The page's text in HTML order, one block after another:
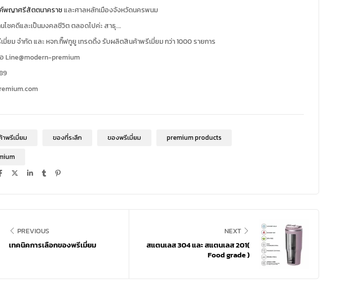
พญาศรีสัตตนาคราชและศาลหลักเมืองจังหวัดนครพนม
โชคดีและเป็นมงคลชีวิต ตลอดไปค่ะ สาธุ….
มี่ยม จำกัด และ หจก.กิ๊ฟทูยู เทรดดิ้ง รับผลิตสินค้าพรีเมี่ยม กว่า 1000 รายการ
Line@modern-premium
พรีเมี่ยม ของที่ระลึก ของพรีเมี่ยม premium products
PREVIOUS
เทคนิคการเลือกของพรีเมี่ยม
NEXT
สแตนเลส 304 และ สแตนเลส 201(
Food grade )